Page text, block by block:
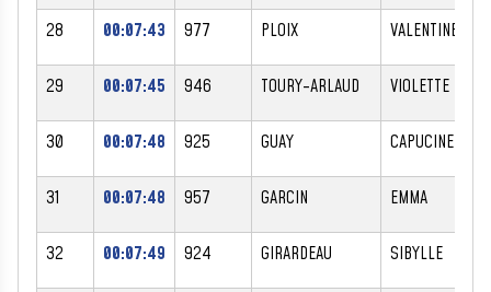
28 00:07:43 977 PLOIX VALENTINE
29 00:07:45 946 TOURY-ARLAUD VIOLETTE
30 00:07:48 925 GUAY CAPUCINE
31 00:07:48 957 GARCIN EMMA
32 00:07:49 924 GIRARDEAU SIBYLLE